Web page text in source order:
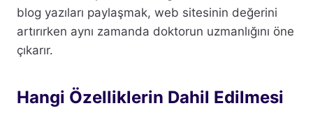
blog yazıları paylaşmak, web sitesinin değerini
artırırken aynı zamanda doktorun uzmanlığını öne
çıkarır.
Hangi Özelliklerin Dahil Edilmesi